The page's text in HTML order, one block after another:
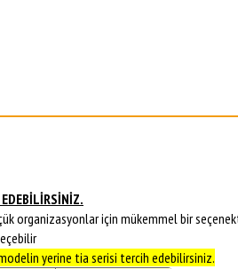
için mükemmel bir
yerine tia serisi tercih edebilirsiniz.